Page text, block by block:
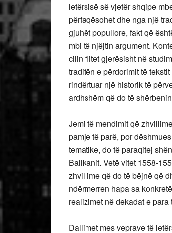
letërsisë së vjetër shqipe
përfaqësohet dhe nga një
gjuhët popullore, fakt që
mbi të njëjtin argument.
cilin ﬂitet gjerësisht në
traditën e përdorimit të
rindërtuar një historik të
ardhshëm që do të
Jemi të mendimit që
pamje të parë, por
tematike, do të paraqitej
Ballkanit. Vetë vitet 1558-
zhvillime që do të bëjnë që
ndërmerren hapa sa
realizimet në dekadat e
Dallimet mes veprave të